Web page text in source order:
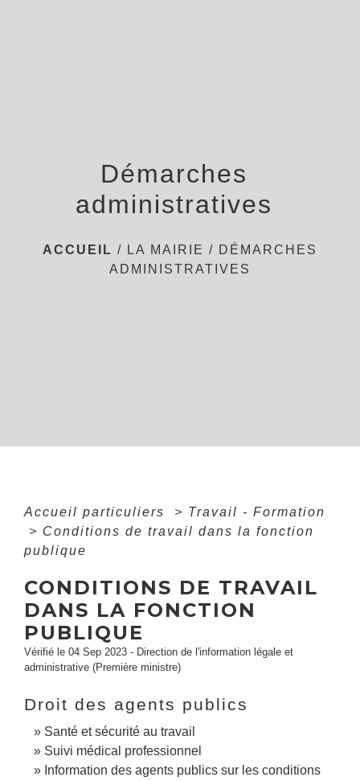
Démarches
administratives
ACCUEIL / LA MAIRIE / DÉMARCHES
ADMINISTRATIVES
Accueil particuliers > Travail - Formation
> Conditions de travail dans la fonction
publique
CONDITIONS DE TRAVAIL
DANS LA FONCTION
PUBLIQUE
Vérifié le 04 Sep 2023 - Direction de l'information légale et
administrative (Première ministre)
Droit des agents publics
Santé et sécurité au travail
Suivi médical professionnel
Information des agents publics sur les conditions